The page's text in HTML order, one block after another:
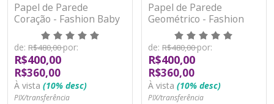
Papel de Parede
Coração - Fashion Baby
II - BF545 - Vinílico
de: R$480,00por:
R$400,00
R$360,00
À vista (10% desc)
PIX/transferência
Papel de Parede
Geométrico - Fashion
Baby II - BF546 - Vinílico
de: R$480,00por:
R$400,00
R$360,00
À vista (10% desc)
PIX/transferência